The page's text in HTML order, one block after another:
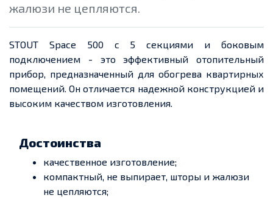
жалюзи не цепляются.
STOUT Space 500 с 5 секциями и боковым
подключением - это эффективный отопительный
прибор, предназначенный для обогрева квартирных
помещений. Он отличается надежной конструкцией и
высоким качеством изготовления.
Достоинства
качественное изготовление;
компактный, не выпирает, шторы и жалюзи
не цепляются;